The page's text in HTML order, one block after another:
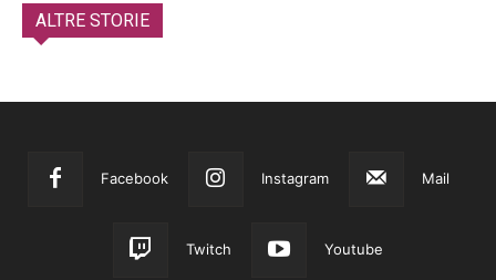
ALTRE STORIE
Facebook Instagram Mail
Twitch Youtube